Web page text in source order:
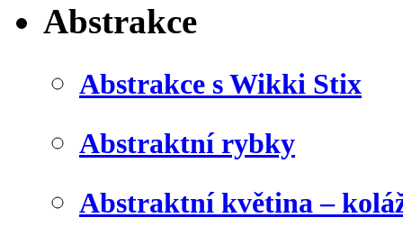
Abstrakce
Abstrakce s Wikki Stix
Abstraktní rybky
Abstraktní květina –